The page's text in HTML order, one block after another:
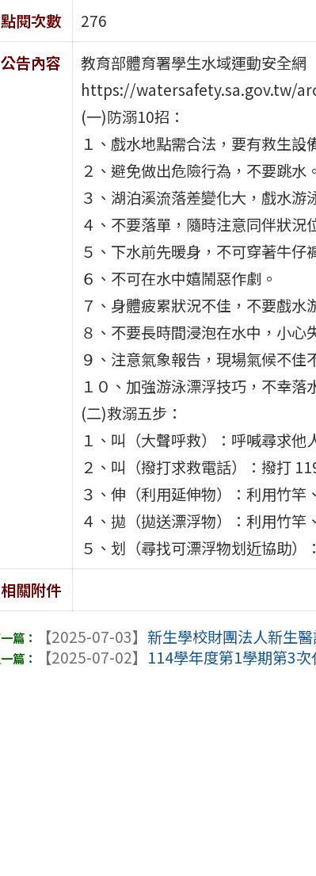
點閱次數
276
公告內容
教育部體育署學生水域運動安全網
https://watersafety.sa.gov.tw/
(一)防溺10招：
１、戲水地點需合法，要有救生設
２、避免做出危險行為，不要跳水。
３、湖泊溪流落差變化大，戲水游
４、不要落單，隨時注意同伴狀況
５、下水前先暖身，不可穿著牛仔
６、不可在水中嬉鬧惡作劇。
７、身體疲累狀況不佳，不要戲水
８、不要長時間浸泡在水中，小心
９、注意氣象報告，現場氣候不佳
１０、加強游泳漂浮技巧，不幸落
(二)救溺五步：
１、叫（大聲呼救）：呼喊尋求他
２、叫（撥打求救電話）：撥打
３、伸（利用延伸物）：利用竹竿
４、拋（拋送漂浮物）：利用竹竿
５、划（尋找可漂浮物划近協助）
相關附件
【2025-07-03】 新生學校財團法人新生
【2025-07-02】 114學年度第1學期第3